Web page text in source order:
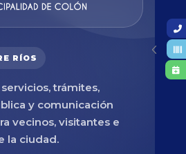
RÍOS
trámites,
y comunicación
vecinos, visitantes e
la ciudad.